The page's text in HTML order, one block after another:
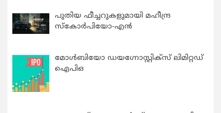
പുതിയ ഫീച്ചറുകളുമായി മഹീന്ദ്ര
സ്കോർപിയോ-എൻ
മോൾബിയോ ഡയഗ്നോസ്റ്റിക്സ് ലിമിറ്റഡ്
ഐപിഒ